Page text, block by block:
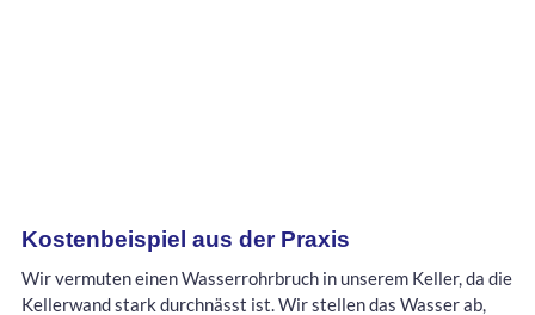
Kostenbeispiel aus der Praxis
Wir vermuten einen Wasserrohrbruch in unserem Keller, da die
Kellerwand stark durchnässt ist. Wir stellen das Wasser ab,